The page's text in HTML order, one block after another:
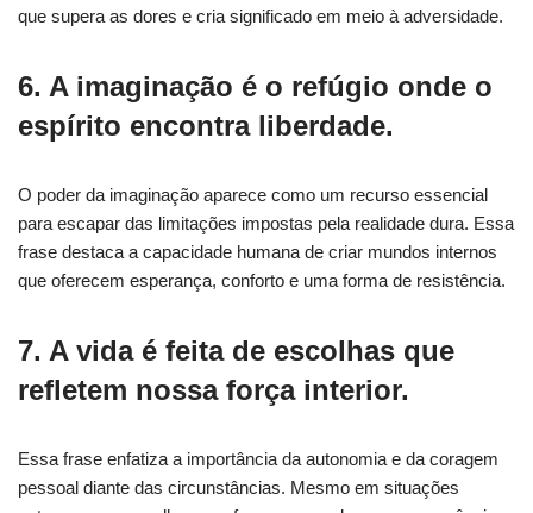
que supera as dores e cria significado em meio à adversidade.
6. A imaginação é o refúgio onde o
espírito encontra liberdade.
O poder da imaginação aparece como um recurso essencial
para escapar das limitações impostas pela realidade dura. Essa
frase destaca a capacidade humana de criar mundos internos
que oferecem esperança, conforto e uma forma de resistência.
7. A vida é feita de escolhas que
refletem nossa força interior.
Essa frase enfatiza a importância da autonomia e da coragem
pessoal diante das circunstâncias. Mesmo em situações